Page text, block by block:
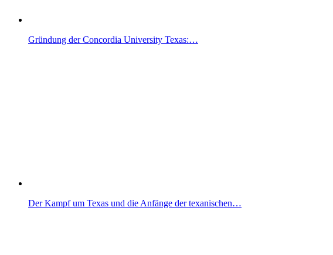
Gründung der Concordia University Texas:…
Der Kampf um Texas und die Anfänge der texanischen…